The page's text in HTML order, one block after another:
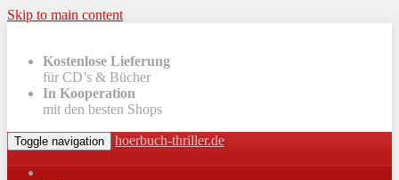
Skip to main content
Kostenlose Lieferung
für CD’s & Bücher
In Kooperation
mit den besten Shops
Toggle navigation hoerbuch-thriller.de